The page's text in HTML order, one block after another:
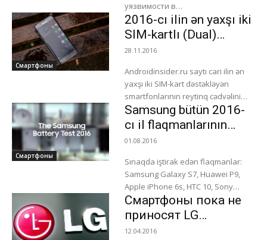
уязвимости в
предустановленной
виртуальной клавиатуре
флагманских смартфонов LG
(LGEIME). Специалисты Check Point
подтвердили наличие
уязвимости, протестировав
флагманские...
Смартфоны
2016-cı ilin ən yaxşı iki
SIM-kartlı (Dual)
smartfonları
28.11.2016
Androidinsider.ru saytı cari ilin ən
yaxşı iki SIM-kart dəstəkləyən
smartfonlarının reytinq cədvəlini
tərtib edib. Reytinqdə ilk pillədə
Samsung Galaxy S7 və Galaxy S7
Смартфоны
Samsung bütün 2016-
cı il flaqmanlarının
batareya gücünü
01.08.2016
Sınaqda iştirak edən flaqmanlar:
Samsung Galaxy S7, Huawei P9,
Apple iPhone 6s, HTC 10, Sony
Xperia X, LG G5 və Samsung Galaxy
S7 edge....
Смартфоны пока не
приносят LG
прибыли
12.04.2016